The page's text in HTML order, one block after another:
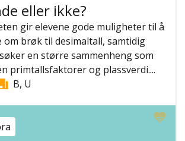
eller ikke?
gir elevene gode muligheter til å
om brøk til desimaltall, samtidig
en større sammenheng som
primtallsfaktorer og plassverdi....
B, U